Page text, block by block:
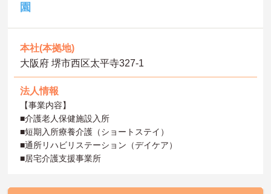
園
本社(本拠地)
大阪府 堺市西区太平寺327-1
法人情報
【事業内容】
■介護老人保健施設入所
■短期入所療養介護（ショートステイ）
■通所リハビリステーション（デイケア）
■居宅介護支援事業所